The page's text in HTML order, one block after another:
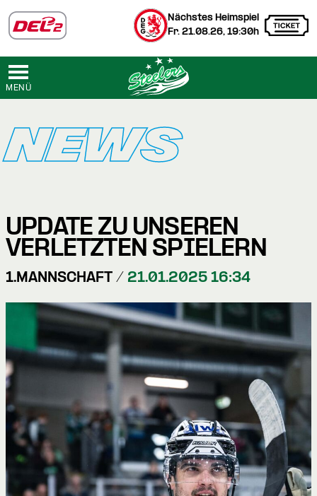
Nächstes Heimspiel
Fr. 21.08.26, 19:30h
MENÜ
NEWS
UPDATE ZU UNSEREN
VERLETZTEN SPIELERN
1.MANNSCHAFT / 21.01.2025 16:34